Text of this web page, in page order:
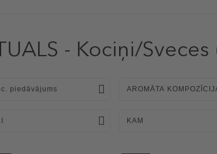
- Kociņi/Sveces
piedāvājums AROMĀTA
KAM